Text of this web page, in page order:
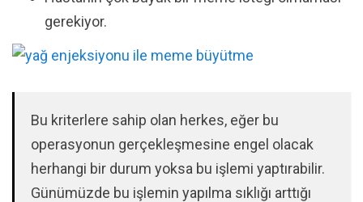
gerekiyor.
Bu kriterlere sahip olan herkes, eğer bu
operasyonun gerçekleşmesine engel olacak
herhangi bir durum yoksa bu işlemi yaptırabilir.
Günümüzde bu işlemin yapılma sıklığı arttığı